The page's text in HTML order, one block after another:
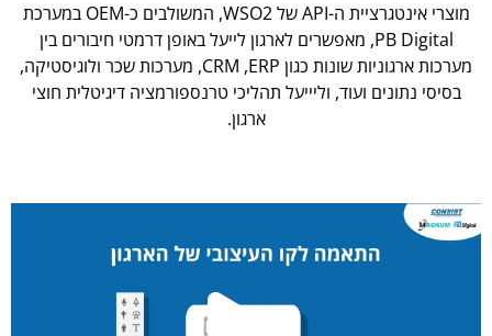
מוצרי אינטגרציית ה-API של WSO2, המשולבים כ-OEM במערכת
PB Digital, מאפשרים לארגון לייעל באופן דרמטי חיבורים בין
מערכות ארגוניות שונות כגון CRM ,ERP, מערכות שכר ולוגיסטיקה,
בסיסי נתונים ועוד, וליייעל תהליכי טרנספורמציה דיגיטלית חוצי
ארגון.